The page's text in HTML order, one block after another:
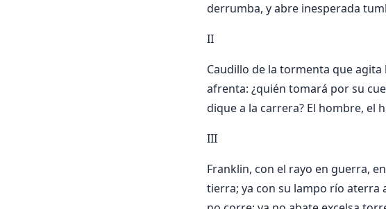
derrumba, y abre inesperada
II
Caudillo de la tormenta que
afrenta: ¿quién tomará por su
dique a la carrera? El hombre, el
III
Franklin, con el rayo en guerra,
tierra; ya con su lampo río aterra